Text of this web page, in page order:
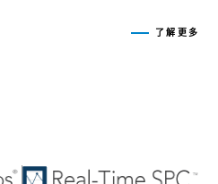
了解更多